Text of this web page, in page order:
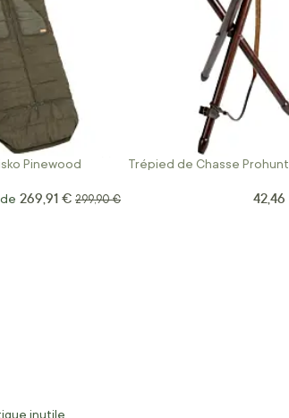
Pinewood
269,91 € Prix normal
299,90 €
Trépied de Chasse
Prix
inutile.